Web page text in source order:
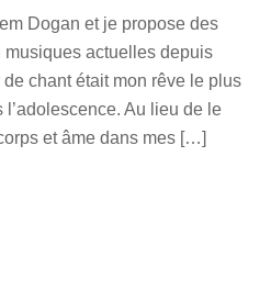
Dogan et je propose des
actuelles depuis
chant était mon rêve le plus
l’adolescence. Au lieu de le
et âme dans mes […]